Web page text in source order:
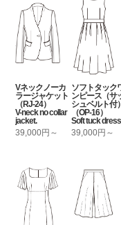
Vネックノーカ
ラージャケット
（RJ-24）
V-neck no collar
jacket.
39,000円～
ソフトタック
ンピース（サ
シュベルト付）
（OP-16）
Soft tuck dress
39,000円～